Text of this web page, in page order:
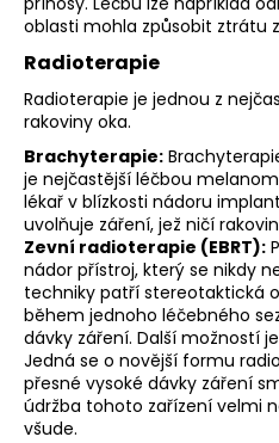
oblasti mohla způsobit ztrátu
Radioterapie
Radioterapie je jednou z
rakoviny oka.
Brachyterapie:
je nejčastější léčbou
lékař v blízkosti nádoru
uvolňuje záření, jež ničí
Zevní radioterapie (EBRT):
nádor přístroj, který se nikdy
techniky patří stereotaktická
během jednoho léčebného
dávky záření. Další možností
Jedná se o novější formu
přesné vysoké dávky záření
údržba tohoto zařízení velmi
všude.